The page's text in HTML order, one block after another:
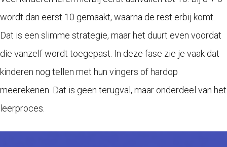
wordt dan eerst 10 gemaakt, waarna de rest erbij komt.
Dat is een slimme strategie, maar het duurt even voordat
die vanzelf wordt toegepast. In deze fase zie je vaak dat
kinderen nog tellen met hun vingers of hardop
meerekenen. Dat is geen terugval, maar onderdeel van het
leerproces.